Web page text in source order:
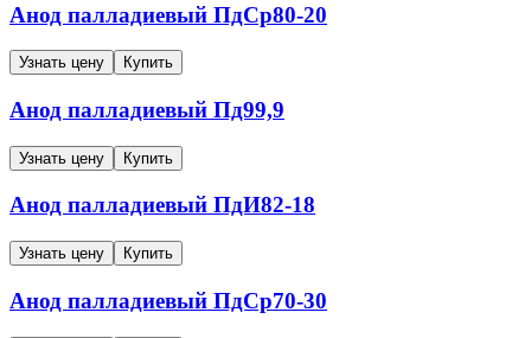
Анод палладиевый ПдСр80-20
Узнать цену Купить
Анод палладиевый Пд99,9
Узнать цену Купить
Анод палладиевый ПдИ82-18
Узнать цену Купить
Анод палладиевый ПдСр70-30